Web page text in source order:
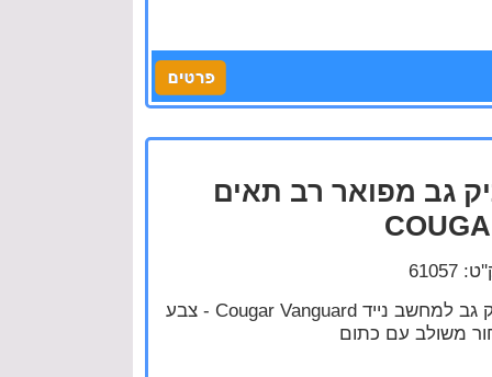
גב מפואר רב תאים
תיק גב למחשב נייד Cougar Vanguard - צבע
משולב עם כתום